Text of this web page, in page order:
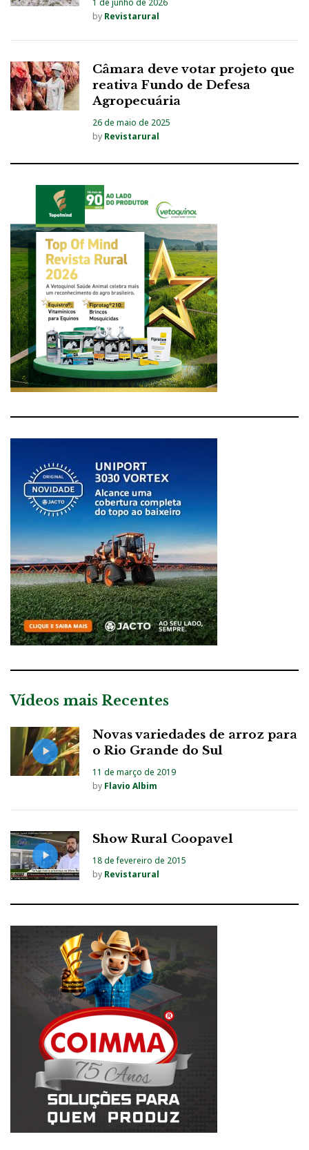
1 de junho de 2026
by Revistarural
Câmara deve votar projeto que
reativa Fundo de Defesa
Agropecuária
26 de maio de 2025
by Revistarural
Vídeos mais Recentes
Novas variedades de arroz para
o Rio Grande do Sul
11 de março de 2019
by Flavio Albim
Show Rural Coopavel
18 de fevereiro de 2015
by Revistarural